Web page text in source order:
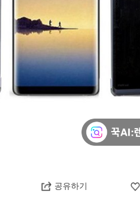
공유하기